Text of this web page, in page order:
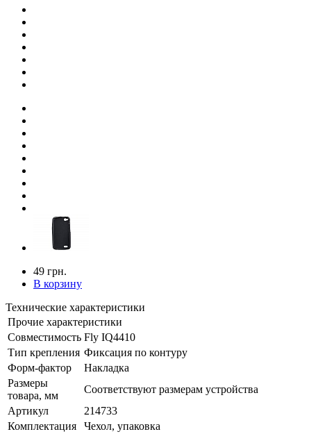
49 грн.
В корзину
Технические характеристики
Прочие характеристики
Совместимость Fly IQ4410
Тип крепления Фиксация по контуру
Форм-фактор
Накладка
Размеры
товара, мм
Соответствуют размерам устройства
Артикул
214733
Комплектация
Чехол, упаковка